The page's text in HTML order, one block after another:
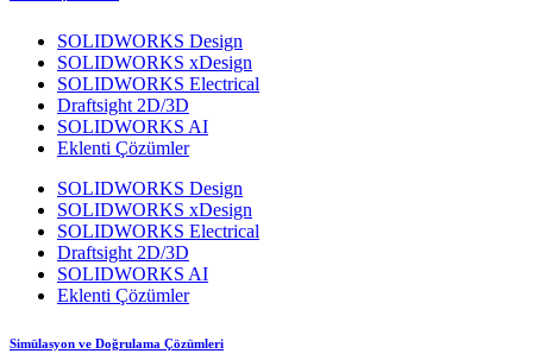
SOLIDWORKS Design
SOLIDWORKS xDesign
SOLIDWORKS Electrical
Draftsight 2D/3D
SOLIDWORKS AI
Eklenti Çözümler
SOLIDWORKS Design
SOLIDWORKS xDesign
SOLIDWORKS Electrical
Draftsight 2D/3D
SOLIDWORKS AI
Eklenti Çözümler
Simülasyon ve Doğrulama Çözümleri